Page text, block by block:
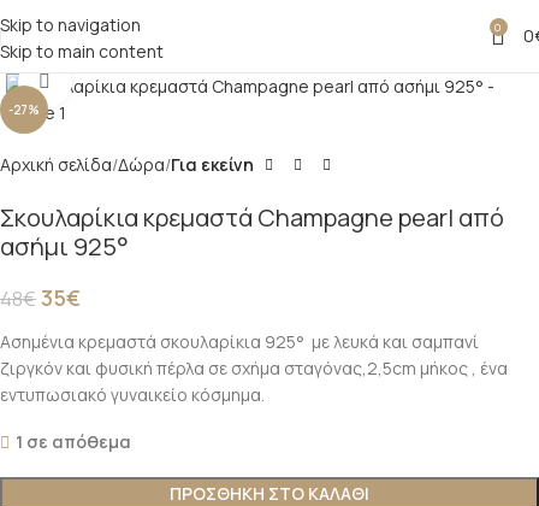
Skip to navigation
Skip to main content
0 0
-27%
Click to enlarge
Αρχική σελίδα Δώρα Για εκείνη
Σκουλαρίκια κρεμαστά Champagne pearl από
ασήμι 925°
48€35€
Ασημένια κρεμαστά σκουλαρίκια 925° με λευκά και σαμπανί
ζιργκόν και φυσική πέρλα σε σχήμα σταγόνας,2,5cm μήκος , ένα
εντυπωσιακό γυναικείο κόσμημα.
1 σε απόθεμα
ΠΡΟΣΘΗΚΗ ΣΤΟ ΚΑΛΑΘΙ